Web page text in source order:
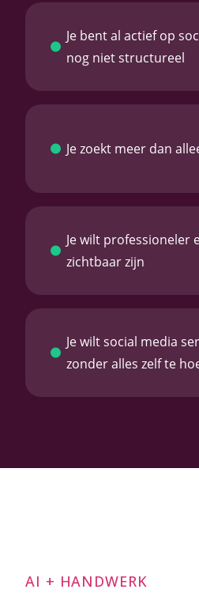
Je bent al actief op
nog niet structureel
Je zoekt meer dan
Je wilt professioneler
zichtbaar zijn
Je wilt social media
zonder alles zelf te
AI + HANDWERK